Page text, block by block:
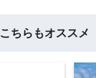
こちらもオススメ